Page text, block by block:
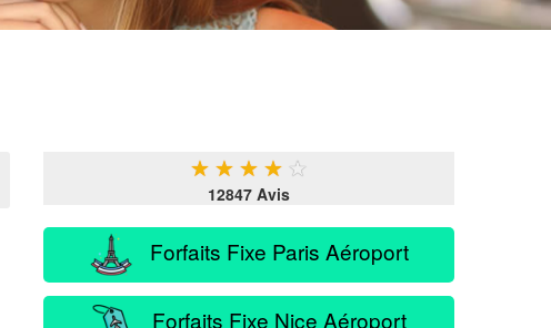
★ ★ ★ ★ ★
12847 Avis
Forfaits Fixe Paris Aéroport
Forfaits Fixe Nice Aéroport